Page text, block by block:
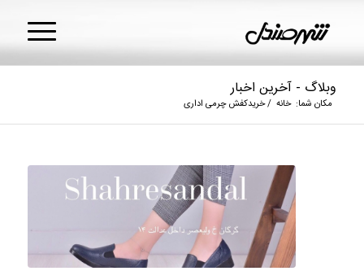
وبلاگ - آخرین اخبار
مکان شما: خانه /خریدکفش چرمی اداری